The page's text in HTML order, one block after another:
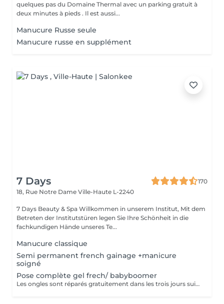
quelques pas du Domaine Thermal avec un parking gratuit à
deux minutes à pieds . Il est aussi...
Manucure Russe seule
Manucure russe en supplément
7 Days
170
18, Rue Notre Dame Ville-Haute L-2240
7 Days Beauty & Spa Willkommen in unserem Institut, Mit dem
Betreten der Institutstüren legen Sie Ihre Schönheit in die
fachkundigen Hände unseres Te...
Manucure classique
Semi permanent french gainage +manicure
soigné
Pose complète gel frech/ babyboomer
Les ongles sont réparés gratuitement dans les trois jours suivant le service ! A partir du quatrième jour la prestation est payante.